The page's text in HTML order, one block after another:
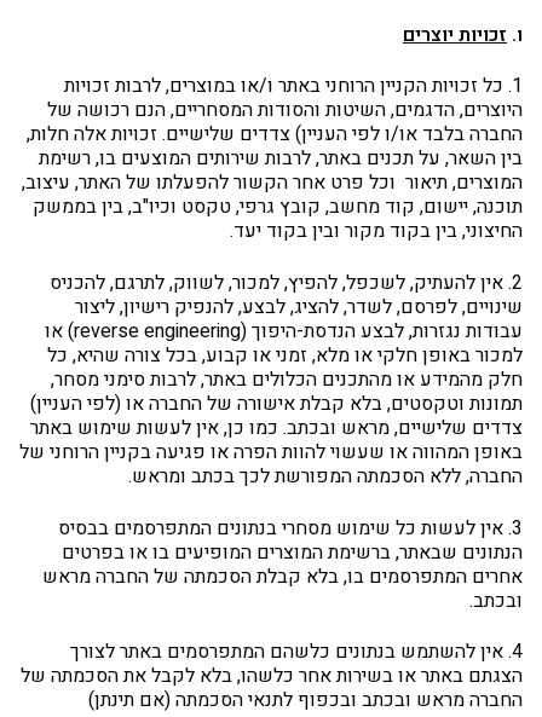
ו. זכויות יוצרים
1. כל זכויות הקניין הרוחני באתר ו/או במוצרים, לרבות זכויות
היוצרים, הדגמים, השיטות והסודות המסחריים, הנם רכושה של
החברה בלבד או/ו לפי העניין) צדדים שלישיים. זכויות אלה חלות,
בין השאר, על תכנים באתר, לרבות שירותים המוצעים בו, רשימת
המוצרים, תיאור וכל פרט אחר הקשור להפעלתו של האתר, עיצוב,
תוכנה, יישום, קוד מחשב, קובץ גרפי, טקסט וכיו"ב, בין בממשק
החיצוני, בין בקוד מקור ובין בקוד יעד.
2. אין להעתיק, לשכפל, להפיץ, למכור, לשווק, לתרגם, להכניס
שינויים, לפרסם, לשדר, להציג, לבצע, להנפיק רישיון, ליצור
עבודות נגזרות, לבצע הנדסת-היפוך (reverse engineering) או
למכור באופן חלקי או מלא, זמני או קבוע, בכל צורה שהיא, כל
חלק מהמידע או מהתכנים הכלולים באתר, לרבות סימני מסחר,
תמונות וטקסטים, בלא קבלת אישורה של החברה או (לפי העניין)
צדדים שלישיים, מראש ובכתב. כמו כן, אין לעשות שימוש באתר
באופן המהווה או שעשוי להוות הפרה או פגיעה בקניין הרוחני של
החברה, ללא הסכמתה המפורשת לכך בכתב ומראש.
3. אין לעשות כל שימוש מסחרי בנתונים המתפרסמים בבסיס
הנתונים שבאתר, ברשימת המוצרים המופיעים בו או בפרטים
אחרים המתפרסמים בו, בלא קבלת הסכמתה של החברה מראש
ובכתב.
4. אין להשתמש בנתונים כלשהם המתפרסמים באתר לצורך
הצגתם באתר או בשירות אחר כלשהו, בלא לקבל את הסכמתה של
החברה מראש ובכתב ובכפוף לתנאי הסכמתה (אם תינתן)